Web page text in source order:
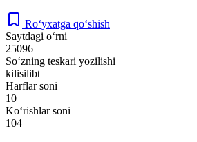
Ro‘yxatga qo‘shish
Saytdagi o‘rni
25096
So‘zning teskari yozilishi
kilisilibt
Harflar soni
10
Ko‘rishlar soni
104